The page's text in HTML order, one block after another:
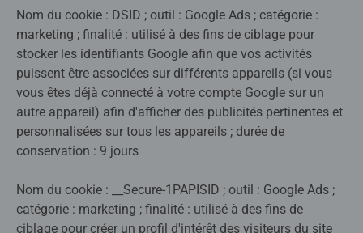
Nom du cookie : DSID ; outil : Google Ads ; catégorie :
marketing ; finalité : utilisé à des fins de ciblage pour
stocker les identifiants Google afin que vos activités
puissent être associées sur différents appareils (si vous
vous êtes déjà connecté à votre compte Google sur un
autre appareil) afin d'afficher des publicités pertinentes et
personnalisées sur tous les appareils ; durée de
conservation : 9 jours
Nom du cookie : __Secure-1PAPISID ; outil : Google Ads ;
catégorie : marketing ; finalité : utilisé à des fins de
ciblage pour créer un profil d'intérêt des visiteurs du site